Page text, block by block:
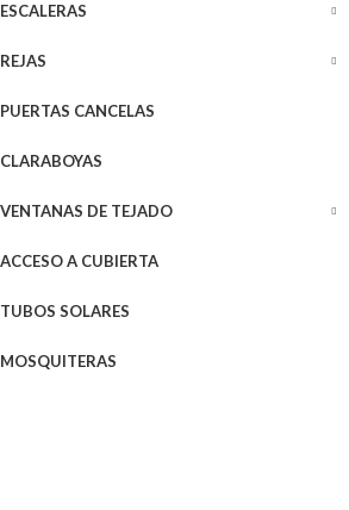
ESCALERAS
REJAS
PUERTAS CANCELAS
CLARABOYAS
VENTANAS DE TEJADO
ACCESO A CUBIERTA
TUBOS SOLARES
MOSQUITERAS